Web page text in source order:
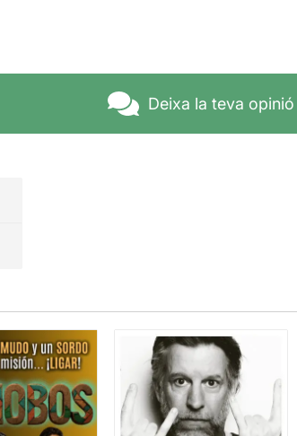
Deixa la teva opinió